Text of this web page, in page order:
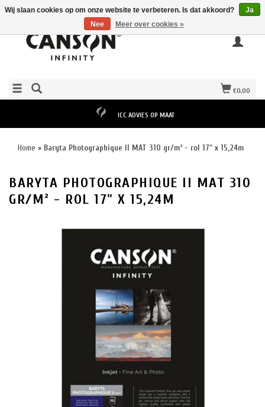
€0,00
ICC ADVIES OP MAAT
Home » Baryta Photographique II MAT 310 gr/m² - rol 17" x 15,24m
BARYTA PHOTOGRAPHIQUE II MAT 310
GR/M² - ROL 17" X 15,24M
Wij slaan cookies op om onze website te verbeteren. Is dat akkoord?
Ja
Nee
Meer over cookies »